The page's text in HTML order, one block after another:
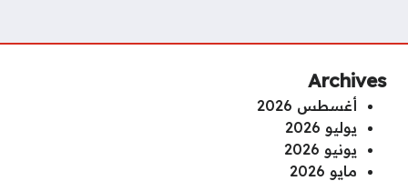
Archives
أغسطس 2026
يوليو 2026
يونيو 2026
مايو 2026